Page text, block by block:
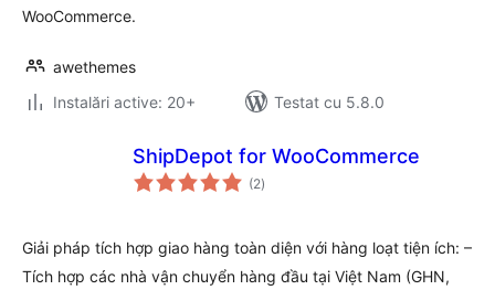
WooCommerce.
awethemes
Instalări active: 20+
Testat cu 5.8.0
ShipDepot for WooCommerce
(2total
aprecieri
)
Giải pháp tích hợp giao hàng toàn diện với hàng loạt tiện ích: –
Tích hợp các nhà vận chuyển hàng đầu tại Việt Nam (GHN,